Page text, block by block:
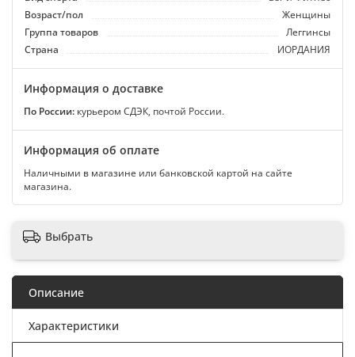
Возраст/пол
Женщины
Группа товаров
Леггинсы
Страна
ИОРДАНИЯ
Информация о доставке
По России: курьером СДЭК, почтой России.
Информация об оплате
Наличными в магазине или банковской картой на сайте
магазина.
Выбрать
Описание
Характеристики